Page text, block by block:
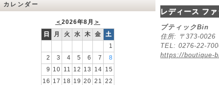
カレンダー
＜ 2026年8月 ＞
日
月 火 水 木 金
土
1
2
3 4 5 6 7
8
9 10 11 12 13 14 15
16 17 18 19 20 21 22
レディース フ
ブティックBin
住所: 〒373-
TEL: 0276-22-
https://boutique-